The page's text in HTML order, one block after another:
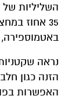
השליליות
35 אחוז
באטמוספירה,
נראה
הזנה כגון
האפשרות